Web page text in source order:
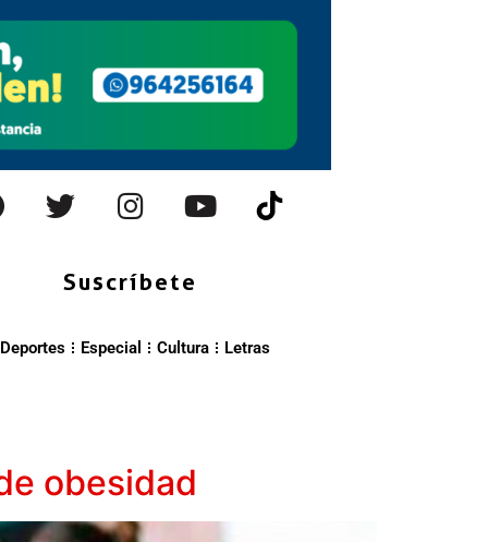
Suscríbete
Deportes Especial Cultura Letras
obesidad